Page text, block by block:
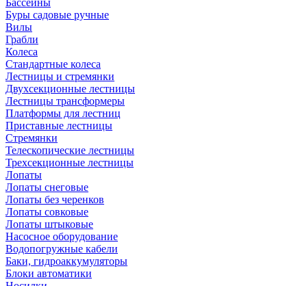
Бассейны
Буры садовые ручные
Вилы
Грабли
Колеса
Стандартные колеса
Лестницы и стремянки
Двухсекционные лестницы
Лестницы трансформеры
Платформы для лестниц
Приставные лестницы
Стремянки
Телескопические лестницы
Трехсекционные лестницы
Лопаты
Лопаты снеговые
Лопаты без черенков
Лопаты совковые
Лопаты штыковые
Насосное оборудование
Водопогружные кабели
Баки, гидроаккумуляторы
Блоки автоматики